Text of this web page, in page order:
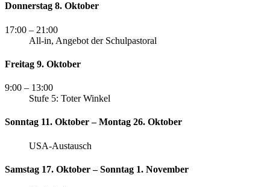
Donnerstag 8. Oktober
17:00 – 21:00
All-in, Angebot der Schulpastoral
Freitag 9. Oktober
9:00 – 13:00
Stufe 5: Toter Winkel
Sonntag 11. Oktober – Montag 26. Oktober
USA-Austausch
Samstag 17. Oktober – Sonntag 1. November